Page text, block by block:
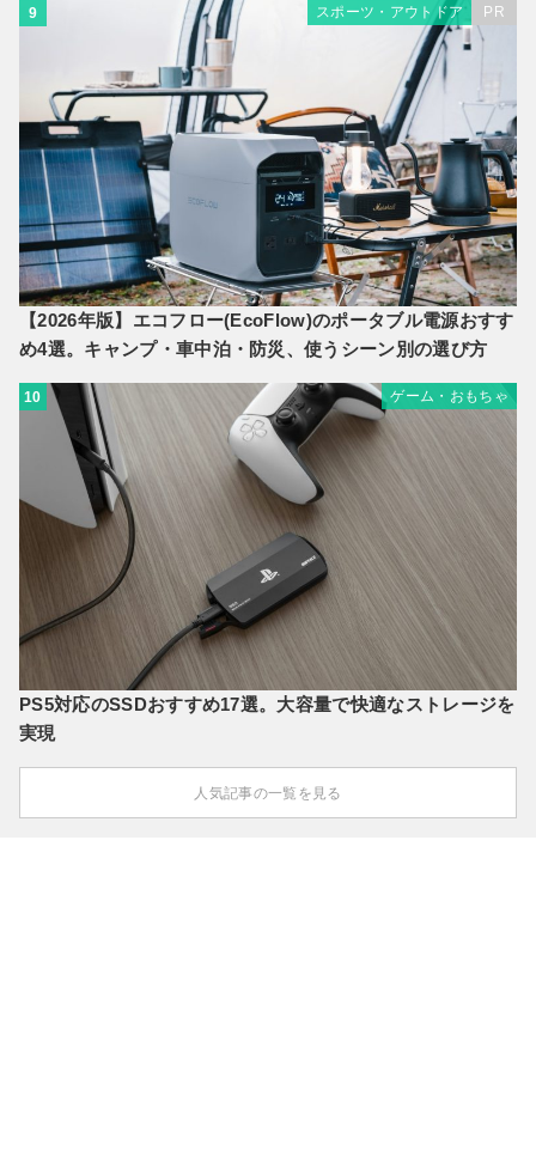
9 スポーツ・アウトドア PR
【2026年版】エコフロー(EcoFlow)のポータブル電源おすす
め4選。キャンプ・車中泊・防災、使うシーン別の選び方
10 ゲーム・おもちゃ
PS5対応のSSDおすすめ17選。大容量で快適なストレージを
実現
人気記事の一覧を見る